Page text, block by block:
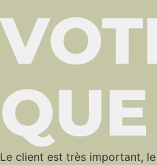
Le client est très important,